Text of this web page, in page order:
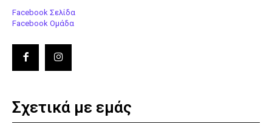
Facebook Σελίδα
Facebook Ομάδα
Σχετικά με εμάς